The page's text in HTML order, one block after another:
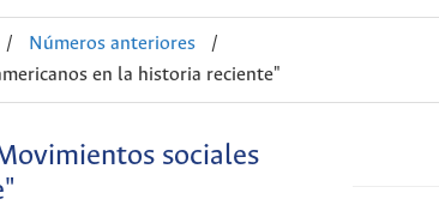
/ Números anteriores
/
en la historia reciente"
sociales